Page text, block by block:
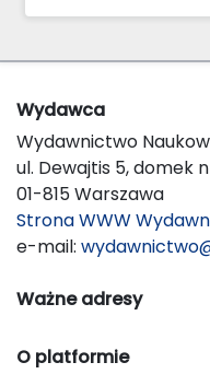
Wydawca
Wydawnictwo
ul. Dewajtis 5, domek
01-815 Warszawa
Strona WWW
e-mail:
Ważne adresy
O platformie